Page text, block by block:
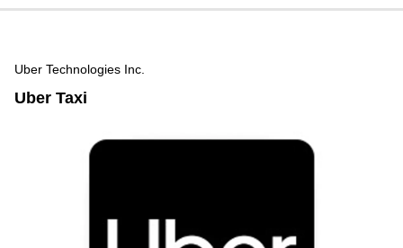
Uber Technologies Inc.
Uber Taxi